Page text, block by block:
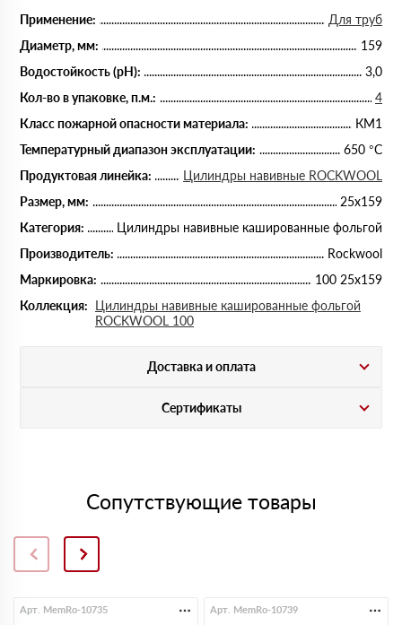
Применение:
Для труб
Диаметр, мм:
159
Водостойкость (рН):
3,0
Кол-во в упаковке, п.м.:
4
Класс пожарной опасности материала:
КМ1
Температурный диапазон эксплуатации:
650 °С
Продуктовая линейка:
Цилиндры навивные ROCKWOOL
Размер, мм:
25х159
Категория:
Цилиндры навивные кашированные фольгой
Производитель:
Rockwool
Маркировка:
100 25х159
Коллекция: Цилиндры навивные кашированные фольгой
ROCKWOOL 100
Доставка и оплата
Сертификаты
Сопутствующие товары
Арт. MemRo-10735 Арт. MemRo-10739